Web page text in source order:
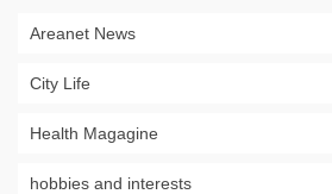
Areanet News
City Life
Health Magagine
hobbies and interests